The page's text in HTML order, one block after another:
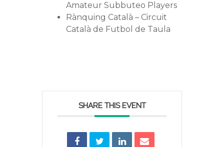
Amateur Subbuteo Players
Rànquing Català – Circuit
Català de Futbol de Taula
SHARE THIS EVENT